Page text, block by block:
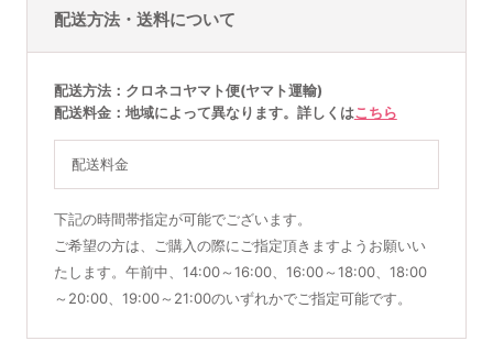
配送方法・送料について
配送方法
クロネコヤマト便(ヤマト運輸)
配送料金
地域によって異なります。詳しくはこちら
配送料金
下記の時間帯指定が可能でございます。
ご希望の方は、ご購入の際にご指定頂きますようお願いい
たします。午前中、14:00～16:00、16:00～18:00、18:00
～20:00、19:00～21:00のいずれかでご指定可能です。